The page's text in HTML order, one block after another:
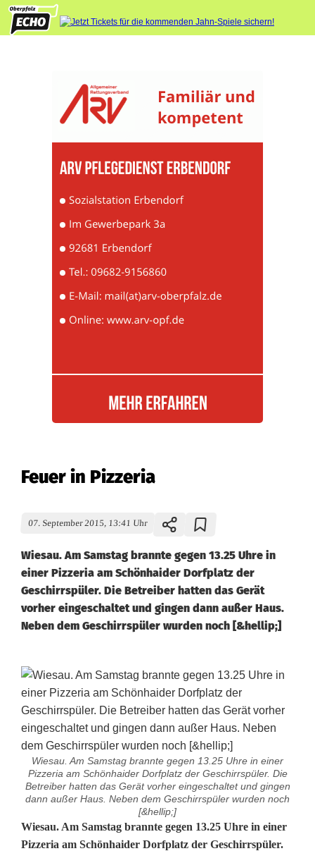
Feuer in Pizzeria
07. September 2015, 13:41 Uhr
Wiesau. Am Samstag brannte gegen 13.25 Uhre in
einer Pizzeria am Schönhaider Dorfplatz der
Geschirrspüler. Die Betreiber hatten das Gerät
vorher eingeschaltet und gingen dann außer Haus.
Neben dem Geschirrspüler wurden noch [&hellip;]
Wiesau. Am Samstag brannte gegen 13.25 Uhre in einer
Pizzeria am Schönhaider Dorfplatz der Geschirrspüler. Die
Betreiber hatten das Gerät vorher eingeschaltet und gingen
dann außer Haus. Neben dem Geschirrspüler wurden noch
[&hellip;]
F
Wiesau. Am Samstag brannte gegen 13.25 Uhre in einer
Pizzeria am Schönhaider Dorfplatz der Geschirrspüler.